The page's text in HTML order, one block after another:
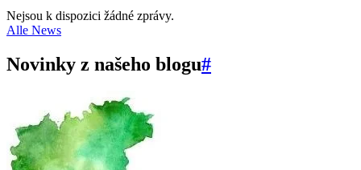
Nejsou k dispozici žádné zprávy.
Alle News
Novinky z našeho blogu#